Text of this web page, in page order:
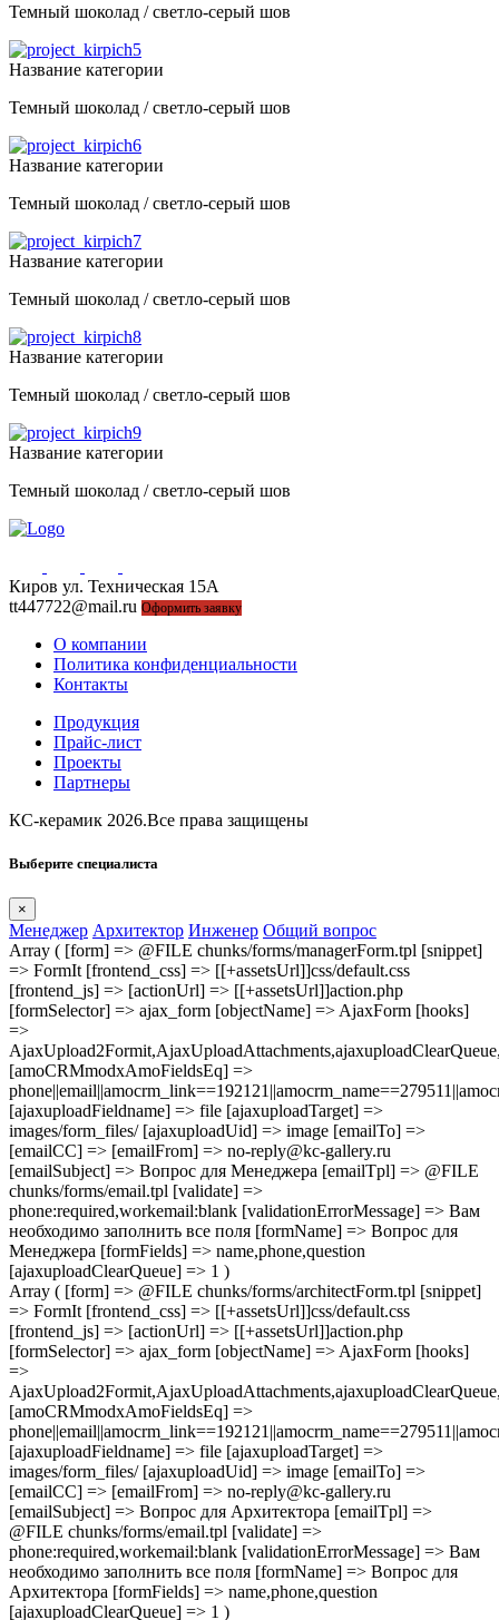
Темный шоколад / светло-серый шов
Название категории
Темный шоколад / светло-серый шов
Название категории
Темный шоколад / светло-серый шов
Название категории
Темный шоколад / светло-серый шов
Название категории
Темный шоколад / светло-серый шов
Название категории
Темный шоколад / светло-серый шов
Киров ул. Техническая 15А
tt447722@mail.ru Оформить заявку
О компании
Политика конфиденциальности
Контакты
Продукция
Прайс-лист
Проекты
Партнеры
КС-керамик 2026.Все права защищены
Выберите специалиста
×
Менеджер Архитектор Инженер Общий вопрос
Array ( [form] => @FILE chunks/forms/managerForm.tpl [snippet]
=> FormIt [frontend_css] => [[+assetsUrl]]css/default.css
[frontend_js] => [actionUrl] => [[+assetsUrl]]action.php
[formSelector] => ajax_form [objectName] => AjaxForm [hooks]
=>
[amoCRMmodxAmoFieldsEq] =>
[ajaxuploadFieldname] => file [ajaxuploadTarget] =>
images/form_files/ [ajaxuploadUid] => image [emailTo] =>
[emailCC] => [emailFrom] => no-reply@kc-gallery.ru
[emailSubject] => Вопрос для Менеджера [emailTpl] => @FILE
chunks/forms/email.tpl [validate] =>
phone:required,workemail:blank [validationErrorMessage] => Вам
необходимо заполнить все поля [formName] => Вопрос для
Менеджера [formFields] => name,phone,question
[ajaxuploadClearQueue] => 1 )
Array ( [form] => @FILE chunks/forms/architectForm.tpl [snippet]
=> FormIt [frontend_css] => [[+assetsUrl]]css/default.css
[frontend_js] => [actionUrl] => [[+assetsUrl]]action.php
[formSelector] => ajax_form [objectName] => AjaxForm [hooks]
=>
[amoCRMmodxAmoFieldsEq] =>
[ajaxuploadFieldname] => file [ajaxuploadTarget] =>
images/form_files/ [ajaxuploadUid] => image [emailTo] =>
[emailCC] => [emailFrom] => no-reply@kc-gallery.ru
[emailSubject] => Вопрос для Архитектора [emailTpl] =>
@FILE chunks/forms/email.tpl [validate] =>
phone:required,workemail:blank [validationErrorMessage] => Вам
необходимо заполнить все поля [formName] => Вопрос для
Архитектора [formFields] => name,phone,question
[ajaxuploadClearQueue] => 1 )